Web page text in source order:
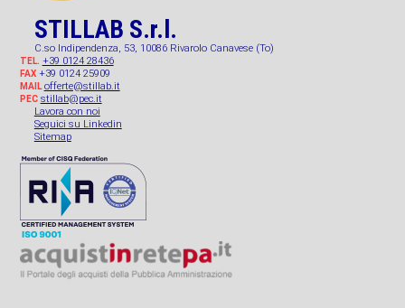
STILLAB S.r.l.
C.so Indipendenza, 53, 10086 Rivarolo Canavese (To)
TEL. +39 0124 28436
FAX+39 0124 25909
MAIL offerte@stillab.it
PEC stillab@pec.it
Lavora con noi
Seguici su Linkedin
Sitemap